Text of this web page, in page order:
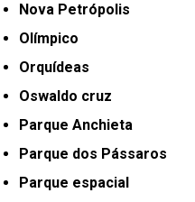
Nova Petrópolis
Olímpico
Orquídeas
Oswaldo cruz
Parque Anchieta
Parque dos Pássaros
Parque espacial